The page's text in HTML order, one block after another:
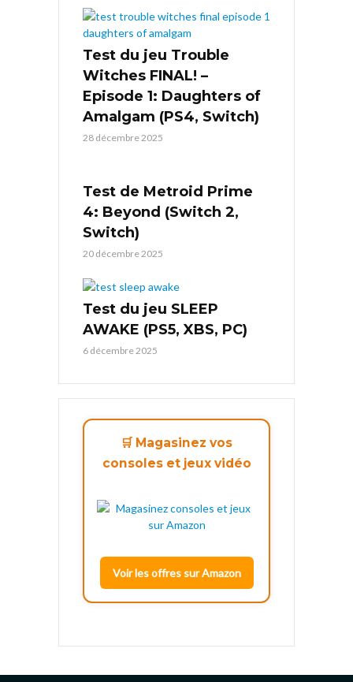
Test du jeu Trouble
Witches FINAL! –
Episode 1: Daughters of
Amalgam (PS4, Switch)
28 décembre 2025
Test de Metroid Prime
4: Beyond (Switch 2,
Switch)
20 décembre 2025
Test du jeu SLEEP
AWAKE (PS5, XBS, PC)
6 décembre 2025
🛒 Magasinez vos
consoles et jeux vidéo
Voir les offres sur Amazon